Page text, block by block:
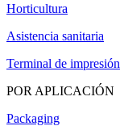
Horticultura
Asistencia sanitaria
Terminal de impresión
POR APLICACIÓN
Packaging